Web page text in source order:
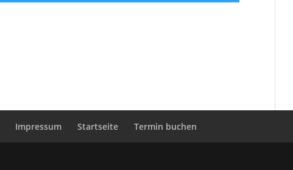
Impressum Startseite Termin buchen